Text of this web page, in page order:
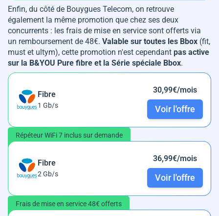
Enfin, du côté de Bouygues Telecom, on retrouve
également la même promotion que chez ses deux
concurrents : les frais de mise en service sont offerts via
un remboursement de 48€. Valable sur toutes les Bbox (fit,
must et ultym), cette promotion n'est cependant pas active
sur la B&YOU Pure fibre et la Série spéciale Bbox.
Fibre
1 Gb/s
30,99€/mois
Voir l'offre
Répéteur WiFi 7 inclus sur demande
Fibre
2 Gb/s
36,99€/mois
Voir l'offre
Frais de mise en service 48€ offerts